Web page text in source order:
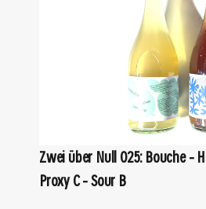
Zwei über Null 025: Bouche –
Proxy C – Sour B